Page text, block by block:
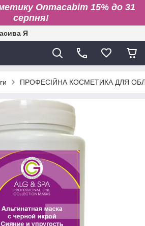
Onmacabim 15% до 31
серпня!
Я
ПРОФЕСІЙНА КОСМЕТИКА ДЛЯ